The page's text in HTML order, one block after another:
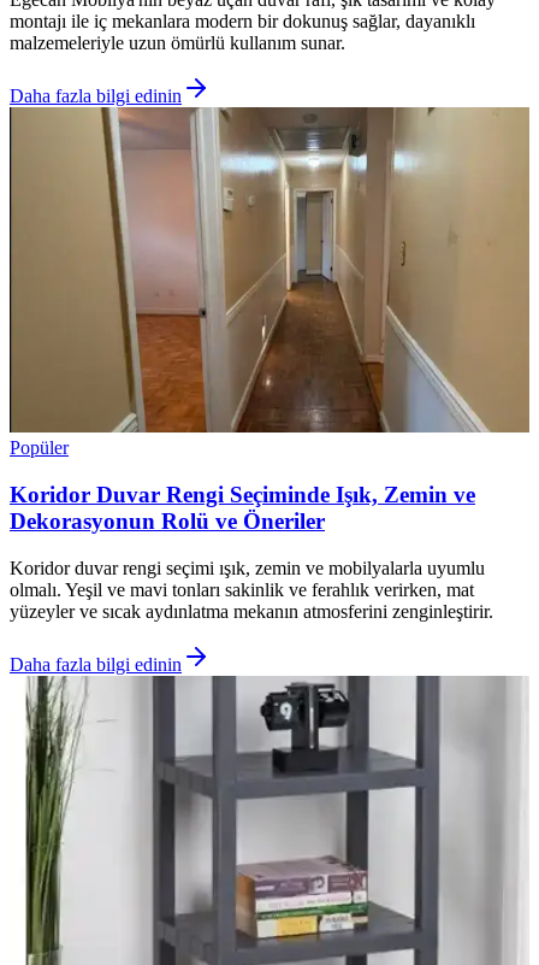
montajı ile iç mekanlara modern bir dokunuş sağlar, dayanıklı
malzemeleriyle uzun ömürlü kullanım sunar.
Daha fazla bilgi edinin
Popüler
Koridor Duvar Rengi Seçiminde Işık, Zemin ve
Dekorasyonun Rolü ve Öneriler
Koridor duvar rengi seçimi ışık, zemin ve mobilyalarla uyumlu
olmalı. Yeşil ve mavi tonları sakinlik ve ferahlık verirken, mat
yüzeyler ve sıcak aydınlatma mekanın atmosferini zenginleştirir.
Daha fazla bilgi edinin